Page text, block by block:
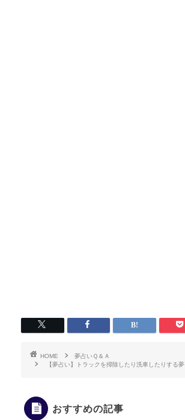
HOME
夢占いＱ＆Ａ
【夢占い】トラックを掃除したり洗車したりする夢
おすすめの記事